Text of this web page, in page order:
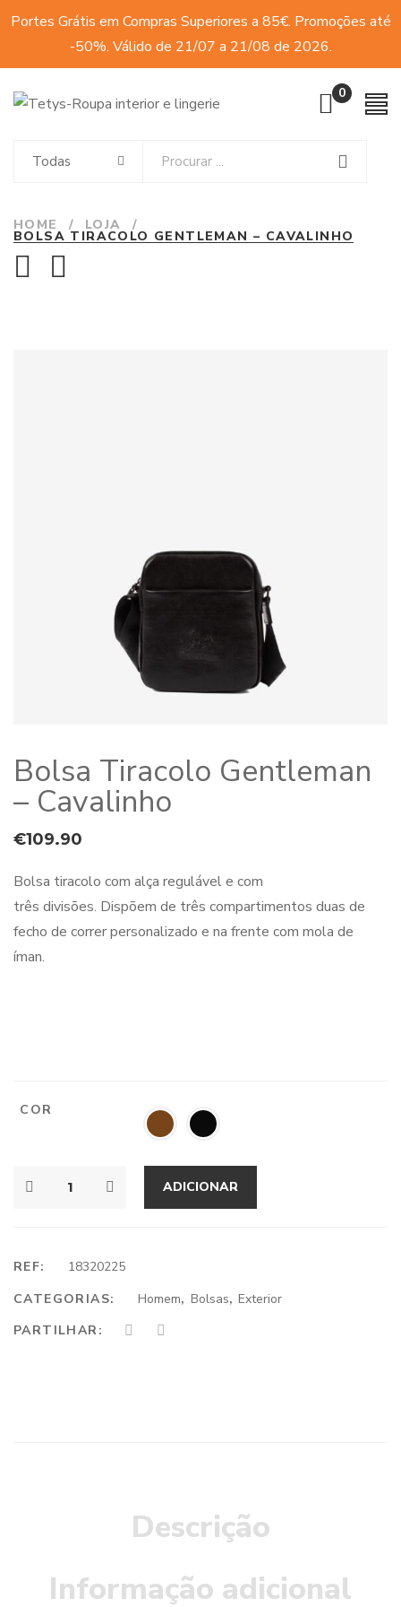
Portes Grátis em Compras Superiores a 85€. Promoções até
-50%. Válido de 21/07 a 21/08 de 2026.
0
Todas
HOME / LOJA /
BOLSA TIRACOLO GENTLEMAN – CAVALINHO
Bolsa Tiracolo Gentleman
– Cavalinho
€109.90
Bolsa tiracolo com alça regulável e com
três divisões. Dispõem de três compartimentos duas de
fecho de correr personalizado e na frente com mola de
íman.
COR
ADICIONAR
REF:
18320225
CATEGORIAS:
Homem, Bolsas,Exterior
PARTILHAR:
Descrição
Informação adicional